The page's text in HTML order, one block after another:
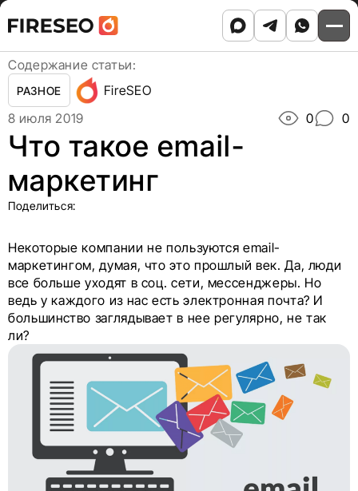
Skip
toСсылки
хлебных
крошек
Ссылки
хлебных
крошек
Что такое email-маркетинг
Содержание статьи:
РАЗНОЕ
FireSEO
8 июля 2019
0 0
Что такое email-
маркетинг
Поделиться:
Некоторые компании не пользуются email-
маркетингом, думая, что это прошлый век. Да, люди
все больше уходят в соц. сети, мессенджеры. Но
ведь у каждого из нас есть электронная почта? И
большинство заглядывает в нее регулярно, не так
ли?